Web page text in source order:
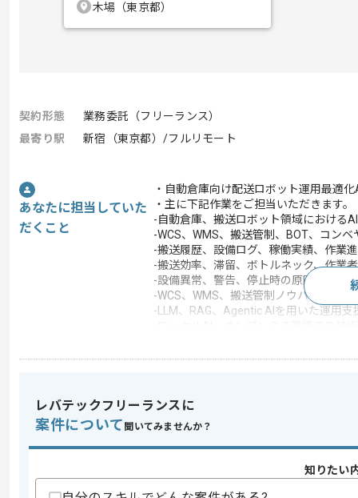
木場（東京都）
契約形態
業務委託（フリーランス）
最寄り駅
新宿（東京都）/フルリモート
あなたに担当していた
だくこと
・自動倉庫向け配送ロボット運用最適
・主に下記作業をご担当いただきます。
-自動倉庫、搬送ロボット領域における
-WCS、WMS、搬送管制、BOT、コン
-搬送履歴、設備ログ、稼働実績、作業
-搬送効率、滞留、ボトルネック、作業
-設備異常、警告、停止時の原因推定、
-WCS、WMS、搬送管制ノウハウを活
-LLM、RAG、Agentic AIを用いた運用
-製品組み込みに向けた課題整理、ロー
業務内容
特徴
レバテックフリーランスに
案件について 聞いてみませんか？
知りたい